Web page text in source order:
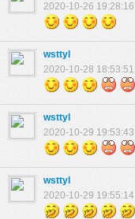
2020-10-26 19:28:16
wsttyl
2020-10-28 18:53:51
wsttyl
2020-10-29 19:53:43
wsttyl
2020-10-29 19:55:14